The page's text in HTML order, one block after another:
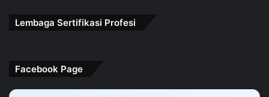
Lembaga Sertifikasi Profesi
Facebook Page